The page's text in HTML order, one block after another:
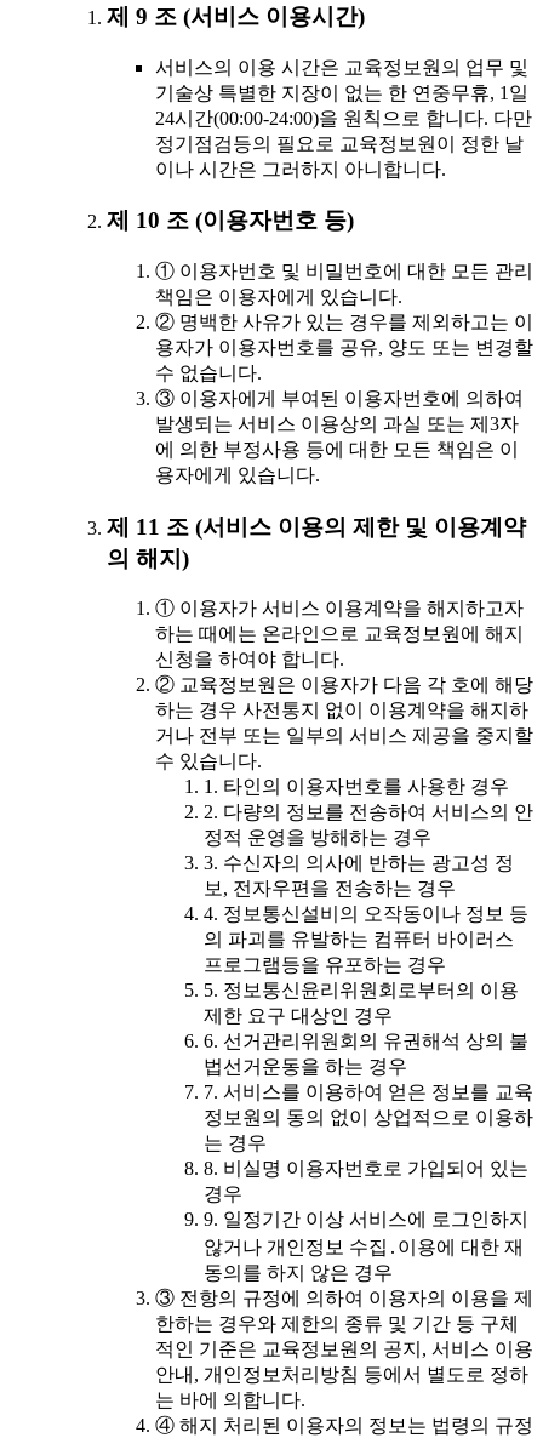
제 9 조 (서비스 이용시간)
서비스의 이용 시간은 교육정보원의 업무 및
기술상 특별한 지장이 없는 한 연중무휴, 1일
24시간(00:00-24:00)을 원칙으로 합니다. 다만
정기점검등의 필요로 교육정보원이 정한 날
이나 시간은 그러하지 아니합니다.
제 10 조 (이용자번호 등)
① 이용자번호 및 비밀번호에 대한 모든 관리
책임은 이용자에게 있습니다.
② 명백한 사유가 있는 경우를 제외하고는 이
용자가 이용자번호를 공유, 양도 또는 변경할
수 없습니다.
③ 이용자에게 부여된 이용자번호에 의하여
발생되는 서비스 이용상의 과실 또는 제3자
에 의한 부정사용 등에 대한 모든 책임은 이
용자에게 있습니다.
제 11 조 (서비스 이용의 제한 및 이용계약
의 해지)
① 이용자가 서비스 이용계약을 해지하고자
하는 때에는 온라인으로 교육정보원에 해지
신청을 하여야 합니다.
② 교육정보원은 이용자가 다음 각 호에 해당
하는 경우 사전통지 없이 이용계약을 해지하
거나 전부 또는 일부의 서비스 제공을 중지할
수 있습니다.
1. 타인의 이용자번호를 사용한 경우
2. 다량의 정보를 전송하여 서비스의 안
정적 운영을 방해하는 경우
3. 수신자의 의사에 반하는 광고성 정
보, 전자우편을 전송하는 경우
4. 정보통신설비의 오작동이나 정보 등
의 파괴를 유발하는 컴퓨터 바이러스
프로그램등을 유포하는 경우
5. 정보통신윤리위원회로부터의 이용
제한 요구 대상인 경우
6. 선거관리위원회의 유권해석 상의 불
법선거운동을 하는 경우
7. 서비스를 이용하여 얻은 정보를 교육
정보원의 동의 없이 상업적으로 이용하
는 경우
8. 비실명 이용자번호로 가입되어 있는
경우
9. 일정기간 이상 서비스에 로그인하지
않거나 개인정보 수집․이용에 대한 재
동의를 하지 않은 경우
③ 전항의 규정에 의하여 이용자의 이용을 제
한하는 경우와 제한의 종류 및 기간 등 구체
적인 기준은 교육정보원의 공지, 서비스 이용
안내, 개인정보처리방침 등에서 별도로 정하
는 바에 의합니다.
④ 해지 처리된 이용자의 정보는 법령의 규정